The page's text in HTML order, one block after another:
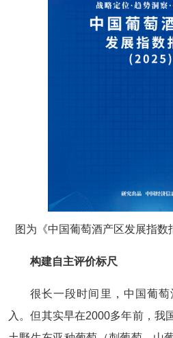
图为《中国葡萄酒产区发展指
构建自主评价标尺
很长一段时间里，中国葡
入。但其实早在2000多年前，我